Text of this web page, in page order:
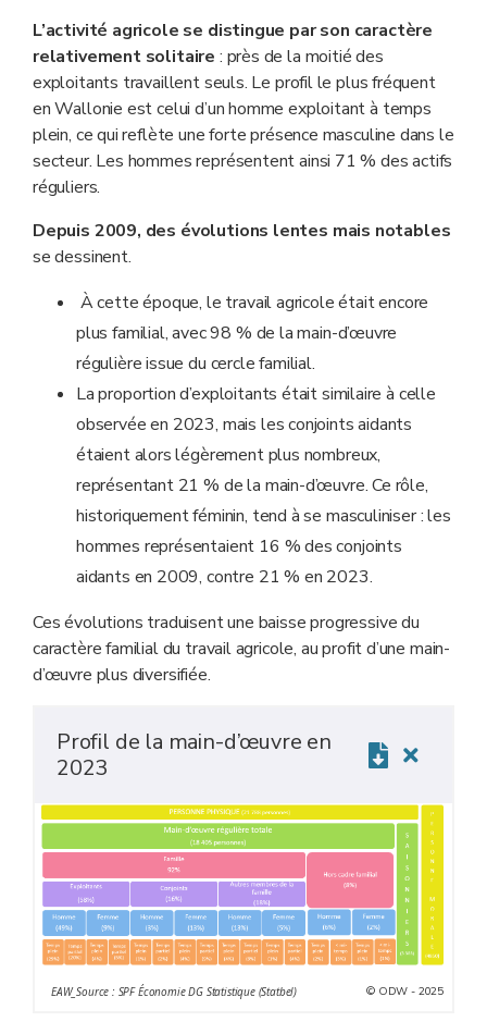
L’activité agricole se distingue par son caractère
relativement solitaire : près de la moitié des
exploitants travaillent seuls. Le profil le plus fréquent
en Wallonie est celui d’un homme exploitant à temps
plein, ce qui reflète une forte présence masculine dans le
secteur. Les hommes représentent ainsi 71 % des actifs
réguliers.
Depuis 2009, des évolutions lentes mais notables
se dessinent.
À cette époque, le travail agricole était encore
plus familial, avec 98 % de la main-d’œuvre
régulière issue du cercle familial.
La proportion d’exploitants était similaire à celle
observée en 2023, mais les conjoints aidants
étaient alors légèrement plus nombreux,
représentant 21 % de la main-d’œuvre. Ce rôle,
historiquement féminin, tend à se masculiniser : les
hommes représentaient 16 % des conjoints
aidants en 2009, contre 21 % en 2023.
Ces évolutions traduisent une baisse progressive du
caractère familial du travail agricole, au profit d’une main-
d’œuvre plus diversifiée.
Profil de la main-d’œuvre en
2023
EAW_Source : SPF Économie DG Statistique (Statbel) © ODW - 2025